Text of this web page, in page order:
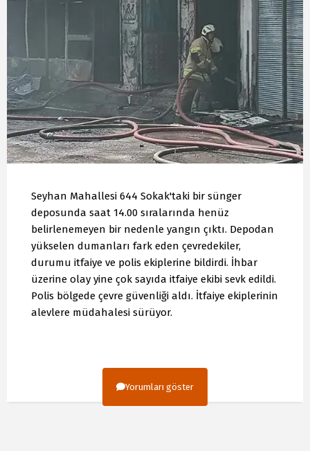
Seyhan Mahallesi 644 Sokak'taki bir sünger
deposunda saat 14.00 sıralarında henüz
belirlenemeyen bir nedenle yangın çıktı. Depodan
yükselen dumanları fark eden çevredekiler,
durumu itfaiye ve polis ekiplerine bildirdi. İhbar
üzerine olay yine çok sayıda itfaiye ekibi sevk edildi.
Polis bölgede çevre güvenliği aldı. İtfaiye ekiplerinin
alevlere müdahalesi sürüyor.
Yorumları göster